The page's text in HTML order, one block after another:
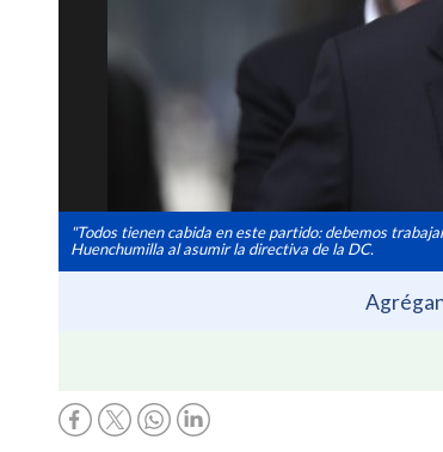
"Todos tienen cabida en este partido: debemos
Huenchumilla al asumir la directiva de la DC.